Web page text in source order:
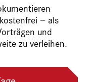
− als
und
zu verleihen.